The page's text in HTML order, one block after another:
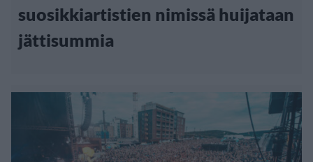
suosikkiartistien nimissä huijataan
jättisummia